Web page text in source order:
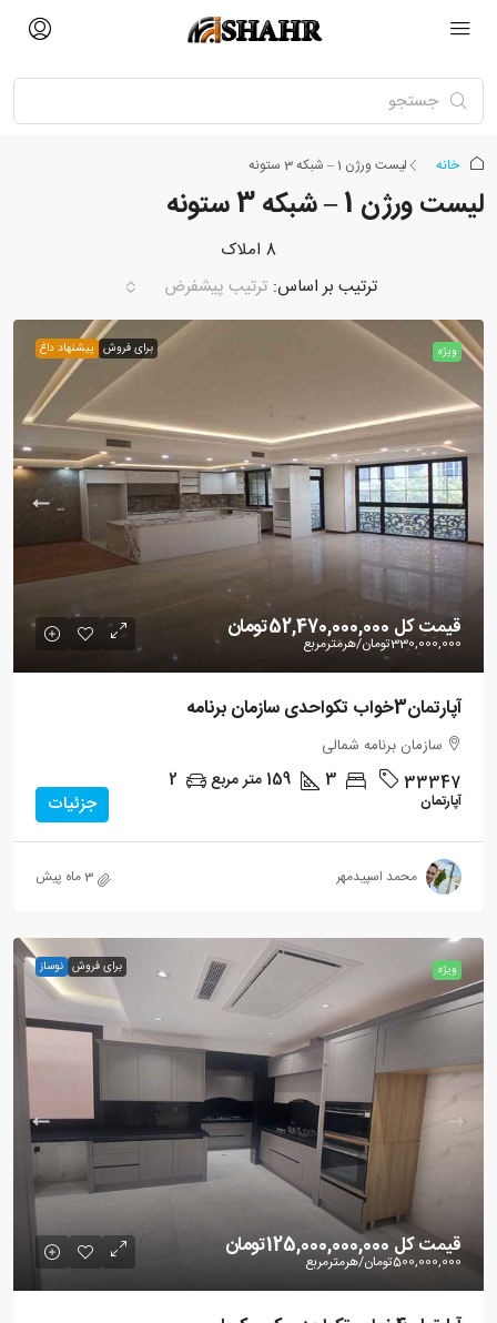
خانه لیست ورژن 1 – شبکه 3 ستونه
لیست ورژن 1 – شبکه 3 ستونه
8 املاک
ترتیب بر اساس: ترتیب پیشفرض
ویژه برای فروش پیشنهاد داغ
قیمت کل 52,470,000,000تومان
330,000,000تومان /هرمترمربع
آپارتمان3خواب تکواحدی سازمان برنامه
سازمان برنامه شمالی
33347
3
159 متر مربع 2
آپارتمان جزئیات
محمد اسپیدمهر 3 ماه پیش
ویژه برای فروش نوساز
قیمت کل 125,000,000,000تومان
500,000,000تومان /هرمترمربع